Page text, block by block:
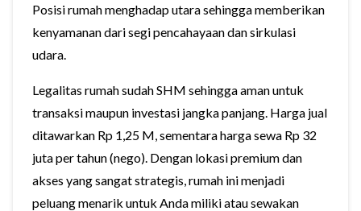
Posisi rumah menghadap utara sehingga memberikan
kenyamanan dari segi pencahayaan dan sirkulasi
udara.
Legalitas rumah sudah SHM sehingga aman untuk
transaksi maupun investasi jangka panjang. Harga jual
ditawarkan Rp 1,25 M, sementara harga sewa Rp 32
juta per tahun (nego). Dengan lokasi premium dan
akses yang sangat strategis, rumah ini menjadi
peluang menarik untuk Anda miliki atau sewakan